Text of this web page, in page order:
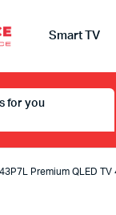
Smart TV
for you
Premium QLED TV